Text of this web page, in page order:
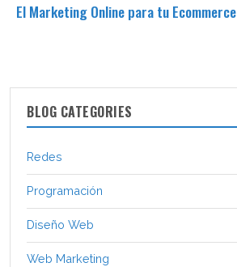
El Marketing Online para tu Ecommerce
BLOG CATEGORIES
Redes
Programación
Diseño Web
Web Marketing